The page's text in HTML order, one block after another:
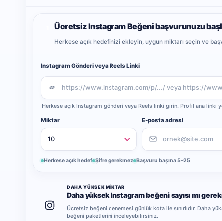
Ücretsiz Instagram Beğeni başvurunuzu
Herkese açık hedefinizi ekleyin, uygun miktarı seçin ve
Instagram Gönderi veya Reels Linki
Herkese açık Instagram gönderi veya Reels linki girin. Profil ana linki
Miktar E-posta adresi
Herkese açık hedef Şifre gerekmez Başvuru başına 5–25
DAHA YÜKSEK MIKTAR
Daha yüksek Instagram beğeni sayısı mı
Ücretsiz beğeni denemesi günlük kota ile sınırlıdır. Daha
beğeni paketlerini inceleyebilirsiniz.